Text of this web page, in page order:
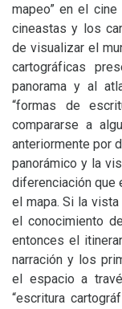
mapeo” en el
cineastas y los
de visualizar el
cartográficas
panorama y al
“formas de
compararse a
anteriormente por
panorámico y la
diferenciación que
el mapa. Si la
el conocimiento
entonces el
narración y los
el espacio a
“escritura